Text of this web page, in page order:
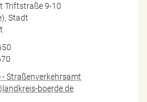
Triftstraße 9-10
Stadt
- Straßenverkehrsamt
boerde.de